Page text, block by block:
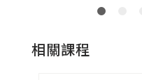
相關課程